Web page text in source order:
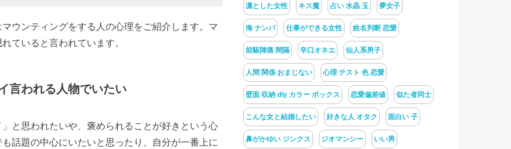
ウンティングをする人の心理をご紹介します。マ
ていると言われています。
言われる人物でいたい
と思われたいや、褒められることが好きという心
話題の中心にいたいと思ったり、自分が一番上に
凛とした女性 キス魔 占い 水晶 玉 夢女子
海 ナンパ 仕事ができる女性 姓名判断 恋愛
前駆陣痛 間隔 辛口オネエ 仙人系男子
人間 関係 おまじない 心理 テスト 色 恋愛
壁面 収納 diy カラー ボックス 恋愛偏差値 似た者同士
こんな女と結婚したい 好きな人 オタク 面白い 子
鼻がかゆい ジンクス ジオマンシー いい男